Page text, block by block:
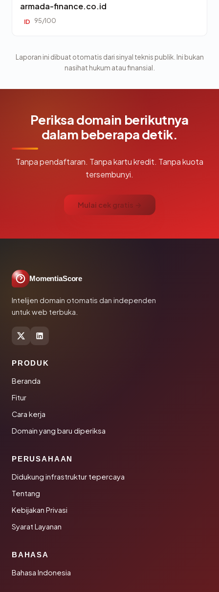
armada-finance.co.id
ID 95/100
Laporan ini dibuat otomatis dari sinyal teknis publik. Ini bukan
nasihat hukum atau finansial.
Periksa domain berikutnya
dalam beberapa detik.
Tanpa pendaftaran. Tanpa kartu kredit. Tanpa kuota
tersembunyi.
Mulai cek gratis →
MomentiaScore
Intelijen domain otomatis dan independen
untuk web terbuka.
PRODUK
Beranda
Fitur
Cara kerja
Domain yang baru diperiksa
PERUSAHAAN
Didukung infrastruktur tepercaya
Tentang
Kebijakan Privasi
Syarat Layanan
BAHASA
Bahasa Indonesia